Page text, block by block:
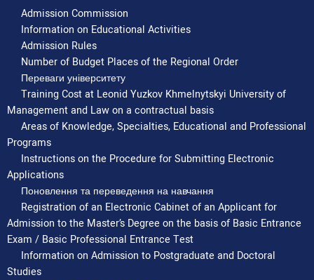
Admission Commission
Information on Educational Activities
Admission Rules
Number of Budget Places of the Regional Order
Переваги університету
Training Cost at Leonid Yuzkov Khmelnytskyi University of
Management and Law on a contractual basis
Areas of Knowledge, Specialties, Educational and Professional
Programs
Instructions on the Procedure for Submitting Electronic
Applications
Поновлення та переведення на навчання
Registration of an Electronic Cabinet of an Applicant for
Admission to the Master’s Degree on the basis of Basic Entrance
Exam / Basic Professional Entrance Test
Information on Admission to Postgraduate and Doctoral
Studies
1.
майновий
комплекс у
складі
навчального
корпусу
(НК) та
гуртожитку
готельного типу
(ГГТ) «Енеїда».
Головний корпус
корпус
№ 1)
Університету.
м. Хмельницький,
громади сіл, селищ,
міст Хмельницької
області.
(Балансоутримувач
університет
управління та
права).